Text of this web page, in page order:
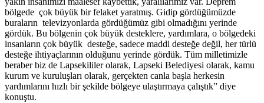
bölgede çok büyük bir felaket yaratmış. Gidip gördüğümüzde
buraların televizyonlarda gördüğümüz gibi olmadığını yerinde
gördük. Bu bölgenin çok büyük desteklere, yardımlara, o bölgedeki
insanların çok büyük desteğe, sadece maddi desteğe değil, her türlü
desteğe ihtiyaçlarının olduğunu yerinde gördük. Tüm milletimizle
beraber biz de Lapsekililer olarak, Lapseki Belediyesi olarak, kamu
kurum ve kuruluşları olarak, gerçekten canla başla herkesin
yardımlarını hızlı bir şekilde bölgeye ulaştırmaya çalıştık” diye
konuştu.